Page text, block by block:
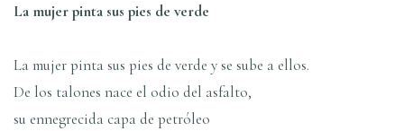
La mujer pinta sus pies de verde
La mujer pinta sus pies de verde y se sube a ellos.
De los talones nace el odio del asfalto,
su ennegrecida capa de petróleo